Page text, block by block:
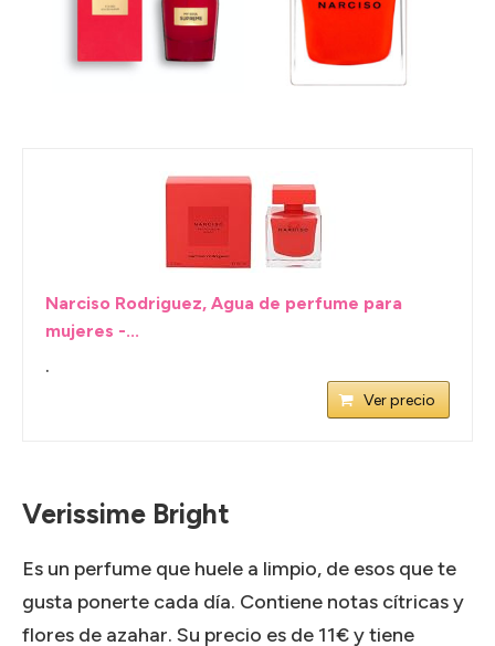
Narciso Rodriguez, Agua de perfume para
mujeres -...
.
Ver precio
Verissime Bright
Es un perfume que huele a limpio, de esos que te
gusta ponerte cada día. Contiene notas cítricas y
flores de azahar. Su precio es de 11€ y tiene